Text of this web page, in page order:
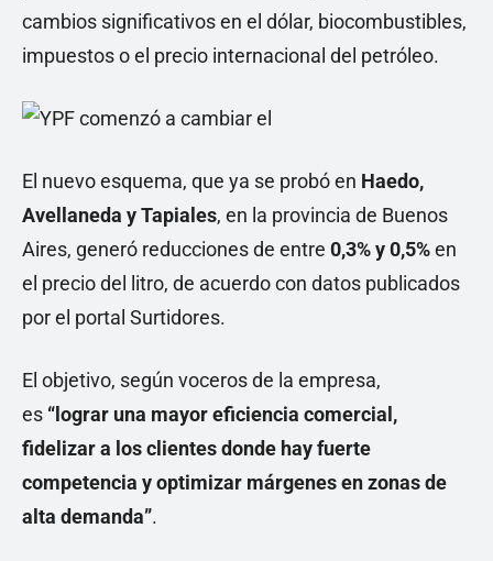
cambios significativos en el dólar, biocombustibles,
impuestos o el precio internacional del petróleo.
El nuevo esquema, que ya se probó en Haedo,
Avellaneda y Tapiales, en la provincia de Buenos
Aires, generó reducciones de entre 0,3% y 0,5%en
el precio del litro, de acuerdo con datos publicados
por el portal Surtidores.
El objetivo, según voceros de la empresa,
es “lograr una mayor eficiencia comercial,
fidelizar a los clientes donde hay fuerte
competencia y optimizar márgenes en zonas de
alta demanda”.